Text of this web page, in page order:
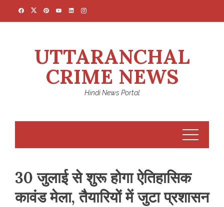
UTTARANCHAL
CRIME NEWS
Hindi News Portal
30 जुलाई से शुरू होगा ऐतिहासिक
कावंड मेला, तैयारियों में जुटा प्रशासन